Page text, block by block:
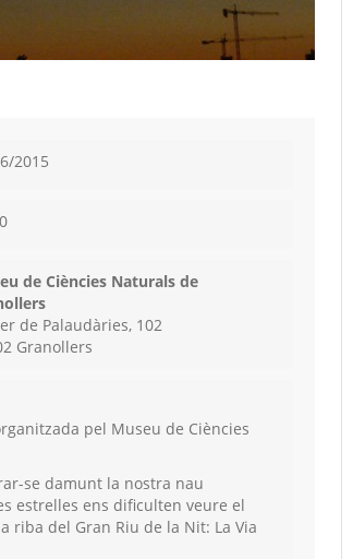
2015
de Ciències Naturals de
de Palaudàries, 102
Granollers
pel Museu de Ciències
se damunt la nostra nau
estrelles ens dificulten veure el
riba del Gran Riu de la Nit: La Via